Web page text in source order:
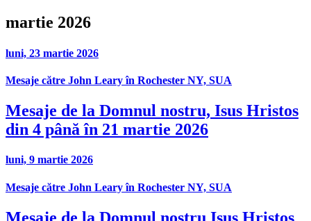
martie 2026
luni, 23 martie 2026
Mesaje către John Leary în Rochester NY, SUA
Mesaje de la Domnul nostru, Isus Hristos
din 4 până în 21 martie 2026
luni, 9 martie 2026
Mesaje către John Leary în Rochester NY, SUA